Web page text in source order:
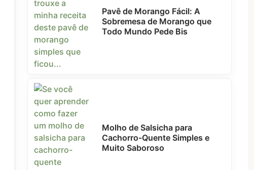
Pavê de Morango Fácil: A
Sobremesa de Morango que
Todo Mundo Pede Bis
Molho de Salsicha para
Cachorro-Quente Simples e
Muito Saboroso